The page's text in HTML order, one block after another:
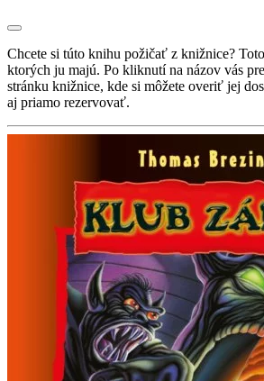
Chcete si túto knihu požičať z knižnice?
ktorých ju majú. Po kliknutí na názov vás
stránku knižnice, kde si môžete overiť jej
aj priamo rezervovať.